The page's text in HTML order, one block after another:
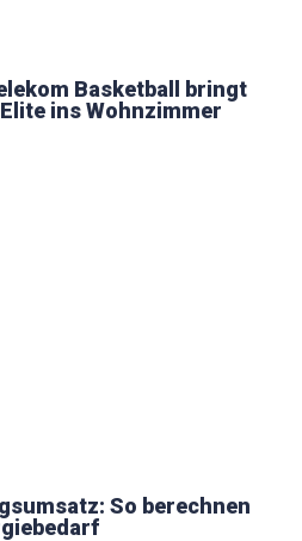
Basketball bringt
ins Wohnzimmer
So berechnen